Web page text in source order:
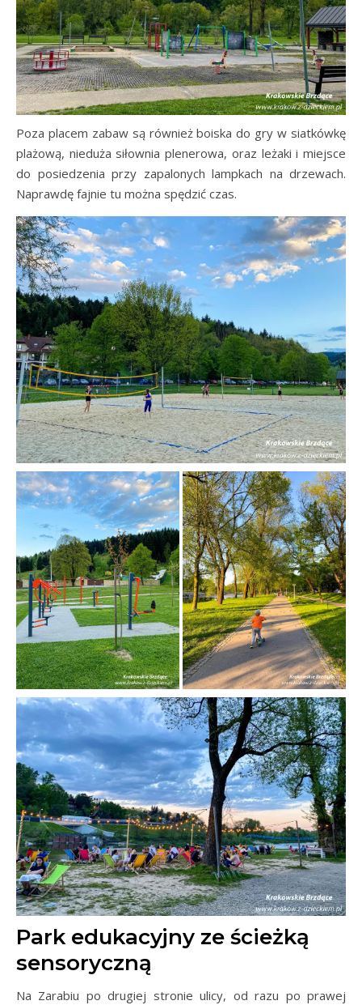
Poza placem zabaw są również boiska do gry w siatkówkę
plażową, nieduża siłownia plenerowa, oraz leżaki i miejsce
do posiedzenia przy zapalonych lampkach na drzewach.
Naprawdę fajnie tu można spędzić czas.
Park edukacyjny ze ścieżką
sensoryczną
Na Zarabiu po drugiej stronie ulicy, od razu po prawej